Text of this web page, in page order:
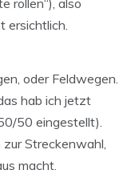
rollen“), also
ersichtlich.
oder Feldwegen.
hab ich jetzt
50 eingestellt).
Streckenwahl,
macht.